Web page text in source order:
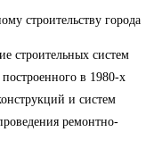
строительству города
строительных систем
в 1980-х
и систем
ремонтно-